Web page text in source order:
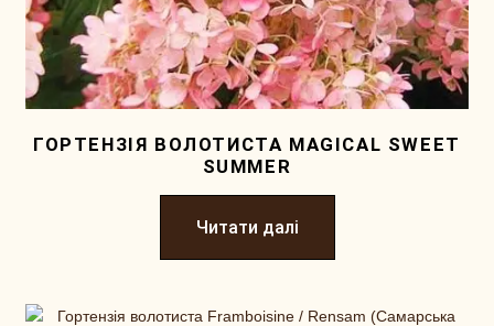
ГОРТЕНЗІЯ ВОЛОТИСТА MAGICAL SWEET
SUMMER
Читати далі